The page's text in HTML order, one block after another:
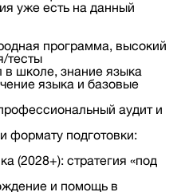
уже есть на данный
программа, высокий
тесты
школе, знание языка
языка и базовые
аудит и
формату подготовки:
(2028+): стратегия «под
и помощь в